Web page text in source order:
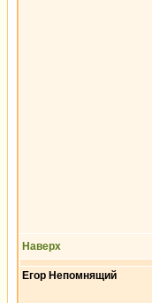
Наверх
Егор Непомнящий